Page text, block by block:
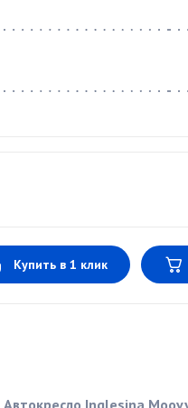
Купить в 1 клик
Автокресло Inglesina